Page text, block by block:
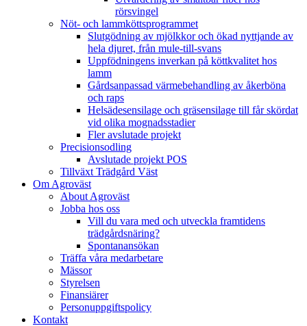
rörsvingel
Nöt- och lammköttsprogrammet
Slutgödning av mjölkkor och ökad nyttjande av
hela djuret, från mule-till-svans
Uppfödningens inverkan på köttkvalitet hos
lamm
Gårdsanpassad värmebehandling av åkerböna
och raps
Helsädesensilage och gräsensilage till får skördat
vid olika mognadsstadier
Fler avslutade projekt
Precisionsodling
Avslutade projekt POS
Tillväxt Trädgård Väst
Om Agroväst
About Agroväst
Jobba hos oss
Vill du vara med och utveckla framtidens
trädgårdsnäring?
Spontanansökan
Träffa våra medarbetare
Mässor
Styrelsen
Finansiärer
Personuppgiftspolicy
Kontakt